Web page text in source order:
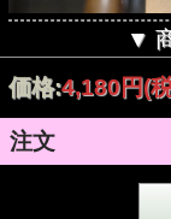
▼
価格:4,180円(
注文